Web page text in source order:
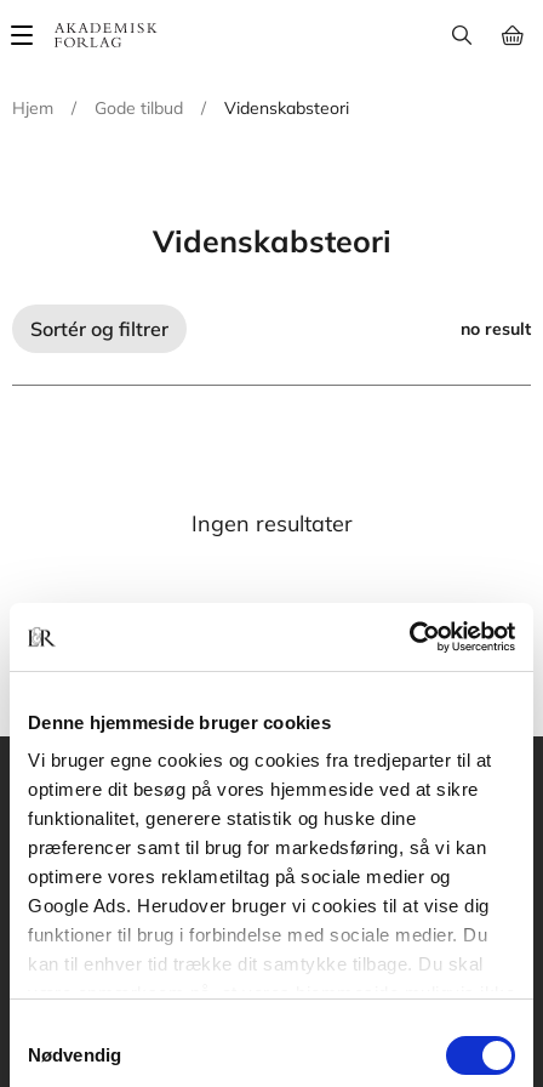
Denne hjemmeside bruger cookies
Vi bruger egne cookies og cookies fra tredjeparter til at
optimere dit besøg på vores hjemmeside ved at sikre
funktionalitet, generere statistik og huske dine
præferencer samt til brug for markedsføring, så vi kan
optimere vores reklametiltag på sociale medier og
Google Ads. Herudover bruger vi cookies til at vise dig
funktioner til brug i forbindelse med sociale medier. Du
kan til enhver tid trække dit samtykke tilbage. Du skal
tilbagetrækker et samtykke.
Nødvendig
Main
Hjem
/ Gode tilbud / Videnskabsteori
Videnskabsteori
Sortér og filtrer no result
Ingen resultater
Akademisk Forlag
Vognmagergade 11
1120 København K
CVR 76351910
Kontakt kundeservice